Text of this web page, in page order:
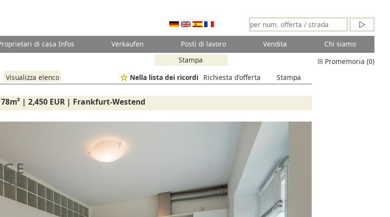
di casa Infos Verkaufen Posti di lavoro Vendita
Chi siamo
Promemoria (0)
Stampa
Visualizza elenco Stampa
Richiesta d'offerta
Nella lista dei ricordi
| 2,450 EUR | Frankfurt-Westend